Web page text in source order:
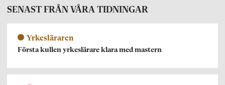
SENAST FRÅN VÅRA TIDNINGAR
Yrkesläraren
Första kullen yrkeslärare klara med mastern